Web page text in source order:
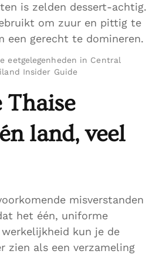
is zelden dessert-achtig.
om zuur en pittig te
een gerecht te domineren.
eetgelegenheden in Central
Insider Guide
Thaise
land, veel
misverstanden
het één, uniforme
kun je de
zien als een verzameling